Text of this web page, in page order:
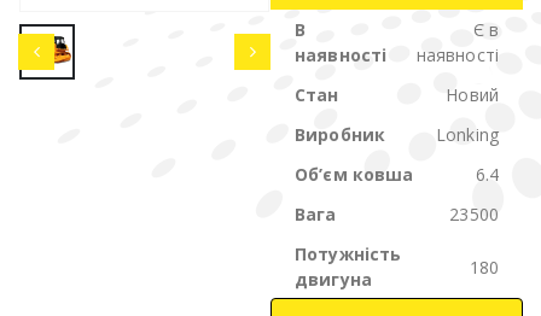
В
наявності
Є в
наявності
Стан
Новий
Виробник
Lonking
Об’єм ковша
6.4
Вага
23500
Потужність
двигуна
180